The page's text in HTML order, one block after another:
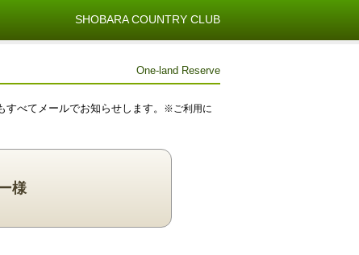
SHOBARA COUNTRY CLUB
One-land Reserve
べてメールでお知らせします。
※ご利用に
様